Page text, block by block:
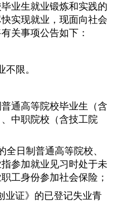
业生就业锻炼和实践的
实现就业，现面向社会
关事项公告如下：
不限。
通高等院校毕业生（含
中职院校（含技工院
全日制普通高等院校、
参加就业见习时处于未
工身份参加社会保险；
业证》的已登记失业青